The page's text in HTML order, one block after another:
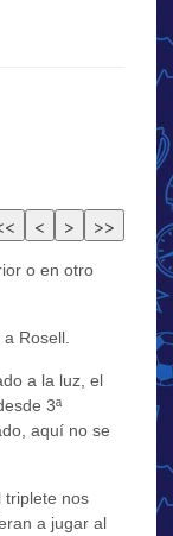
o en otro
Rosell.
a la luz, el
3ª
aquí no se
triplete nos
a jugar al